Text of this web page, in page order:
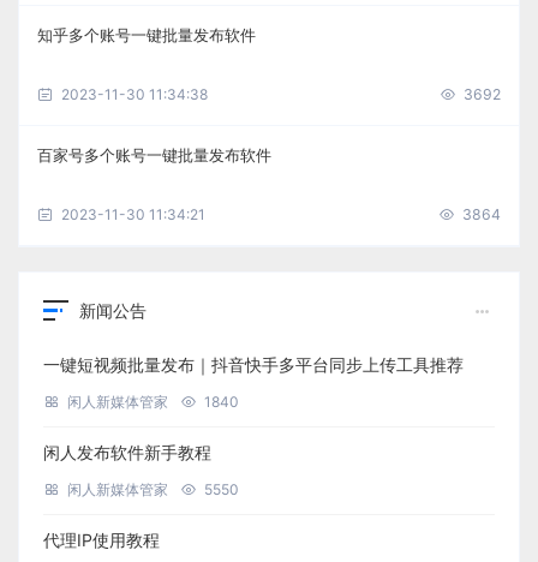
知乎多个账号一键批量发布软件
2023-11-30 11:34:38 3692
百家号多个账号一键批量发布软件
2023-11-30 11:34:21 3864
新闻公告
一键短视频批量发布｜抖音快手多平台同步上传工具推荐
闲人新媒体管家 1840
闲人发布软件新手教程
闲人新媒体管家 5550
代理IP使用教程